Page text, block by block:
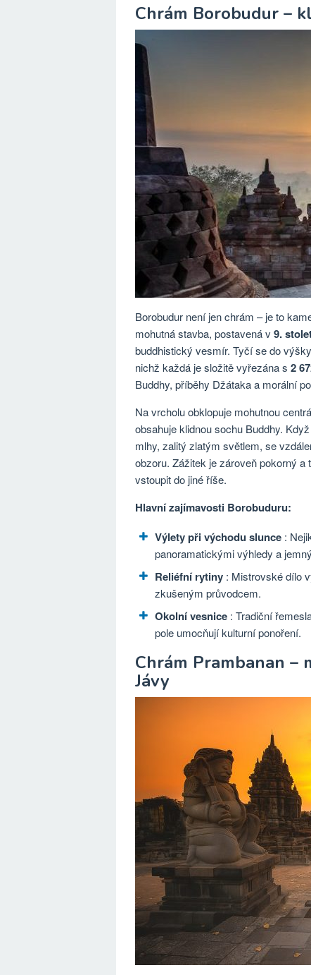
Chrám Borobudur –
Borobudur není jen chrám – je to
mohutná stavba, postavená v 9.
buddhistický vesmír. Tyčí se do
nichž každá je složitě vyřezána s 2
Buddhy, příběhy Džátaka a morální
Na vrcholu obklopuje mohutnou
obsahuje klidnou sochu Buddhy.
mlhy, zalitý zlatým světlem, se
obzoru. Zážitek je zároveň pokorný
vstoupit do jiné říše.
Hlavní zajímavosti Borobuduru:
Výlety při východu slunce :
panoramatickými výhledy a
Reliéfní rytiny : Mistrovské dílo
zkušeným průvodcem.
Okolní vesnice : Tradiční
pole umocňují kulturní ponoření.
Chrám Prambanan –
Jávy